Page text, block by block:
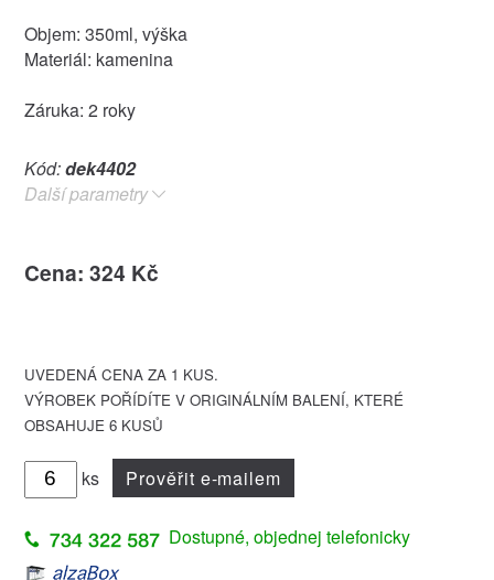
Objem: 350ml, výška
Materiál: kamenina
Záruka: 2 roky
Kód:dek4402
Další parametry
Cena: 324 Kč
UVEDENÁ CENA ZA 1 KUS.
VÝROBEK POŘÍDÍTE V ORIGINÁLNÍM BALENÍ, KTERÉ
OBSAHUJE 6 KUSŮ
ks Prověřit e-mailem
Dostupné, objednej telefonicky